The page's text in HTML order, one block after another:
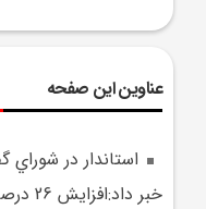
عناوین این صفحه
استاندار در
خبر داد:افزايش 26 درصدي صادرات گيلان